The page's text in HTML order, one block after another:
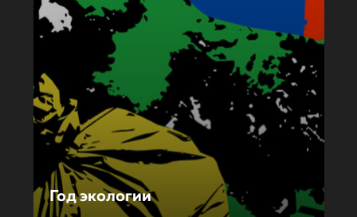
Год экологии